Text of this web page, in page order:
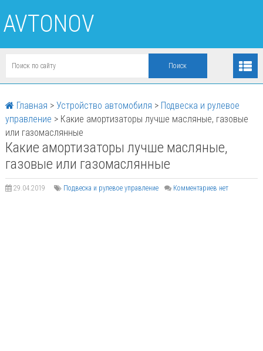
AVTONOV
Главная > Устройство автомобиля > Подвеска и рулевое
управление > Какие амортизаторы лучше масляные, газовые
или газомаслянные
Какие амортизаторы лучше масляные,
газовые или газомаслянные
29.04.2019 Подвеска и рулевое управление Комментариев нет